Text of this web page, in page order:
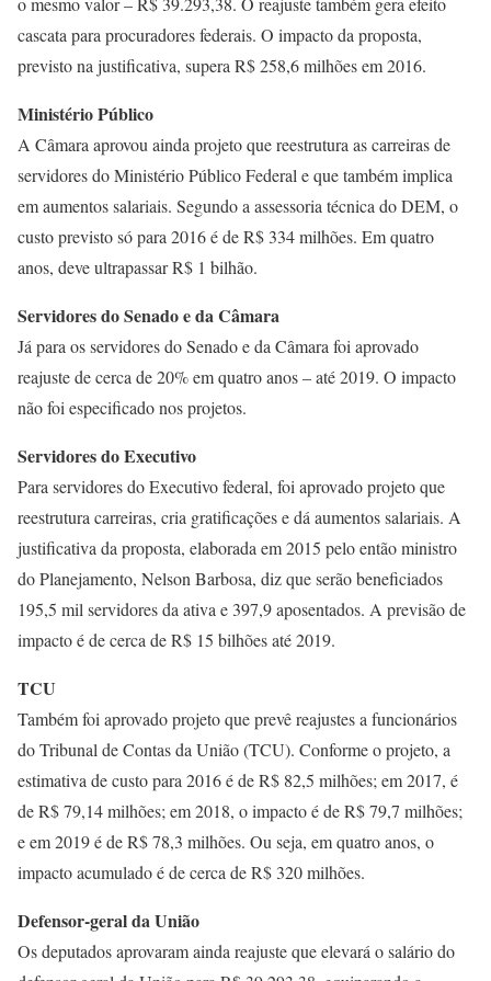
cascata para procuradores federais. O impacto da proposta,
previsto na justificativa, supera R$ 258,6 milhões em 2016.
Ministério Público
A Câmara aprovou ainda projeto que reestrutura as carreiras de
servidores do Ministério Público Federal e que também implica
em aumentos salariais. Segundo a assessoria técnica do DEM, o
custo previsto só para 2016 é de R$ 334 milhões. Em quatro
anos, deve ultrapassar R$ 1 bilhão.
Servidores do Senado e da Câmara
Já para os servidores do Senado e da Câmara foi aprovado
reajuste de cerca de 20% em quatro anos – até 2019. O impacto
não foi especificado nos projetos.
Servidores do Executivo
Para servidores do Executivo federal, foi aprovado projeto que
reestrutura carreiras, cria gratificações e dá aumentos salariais. A
justificativa da proposta, elaborada em 2015 pelo então ministro
do Planejamento, Nelson Barbosa, diz que serão beneficiados
195,5 mil servidores da ativa e 397,9 aposentados. A previsão de
impacto é de cerca de R$ 15 bilhões até 2019.
TCU
Também foi aprovado projeto que prevê reajustes a funcionários
do Tribunal de Contas da União (TCU). Conforme o projeto, a
estimativa de custo para 2016 é de R$ 82,5 milhões; em 2017, é
de R$ 79,14 milhões; em 2018, o impacto é de R$ 79,7 milhões;
e em 2019 é de R$ 78,3 milhões. Ou seja, em quatro anos, o
impacto acumulado é de cerca de R$ 320 milhões.
Defensor-geral da União
Os deputados aprovaram ainda reajuste que elevará o salário do